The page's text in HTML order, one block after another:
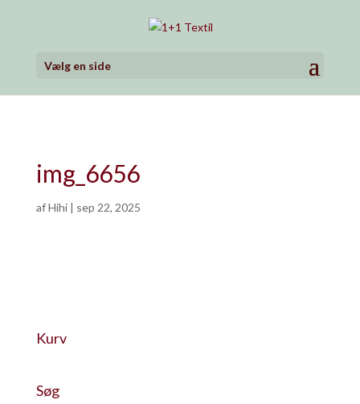
Vælg en side
img_6656
afHihi| sep 22, 2025
Kurv
Søg